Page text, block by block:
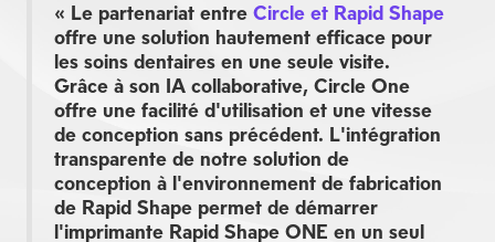
« Le partenariat entre Circle et Rapid Shape
offre une solution hautement efficace pour
les soins dentaires en une seule visite.
Grâce à son IA collaborative, Circle One
offre une facilité d'utilisation et une vitesse
de conception sans précédent. L'intégration
transparente de notre solution de
conception à l'environnement de fabrication
de Rapid Shape permet de démarrer
l'imprimante Rapid Shape ONE en un seul